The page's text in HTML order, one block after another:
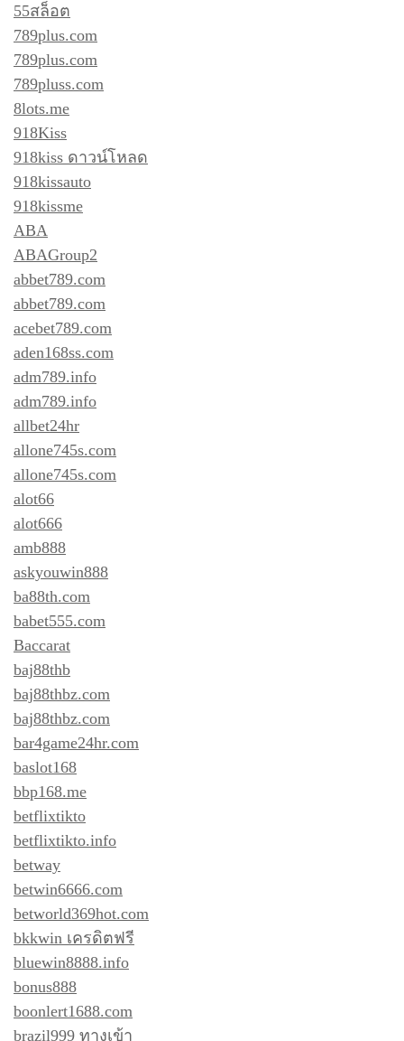
55สล็อต
789plus.com
789plus.com
789pluss.com
8lots.me
918Kiss
918kiss ดาวน์โหลด
918kissauto
918kissme
ABA
ABAGroup2
abbet789.com
abbet789.com
acebet789.com
aden168ss.com
adm789.info
adm789.info
allbet24hr
allone745s.com
allone745s.com
alot66
alot666
amb888
askyouwin888
ba88th.com
babet555.com
Baccarat
baj88thb
baj88thbz.com
baj88thbz.com
bar4game24hr.com
baslot168
bbp168.me
betflixtikto
betflixtikto.info
betway
betwin6666.com
betworld369hot.com
bkkwin เครดิตฟรี
bluewin8888.info
bonus888
boonlert1688.com
brazil999 ทางเข้า